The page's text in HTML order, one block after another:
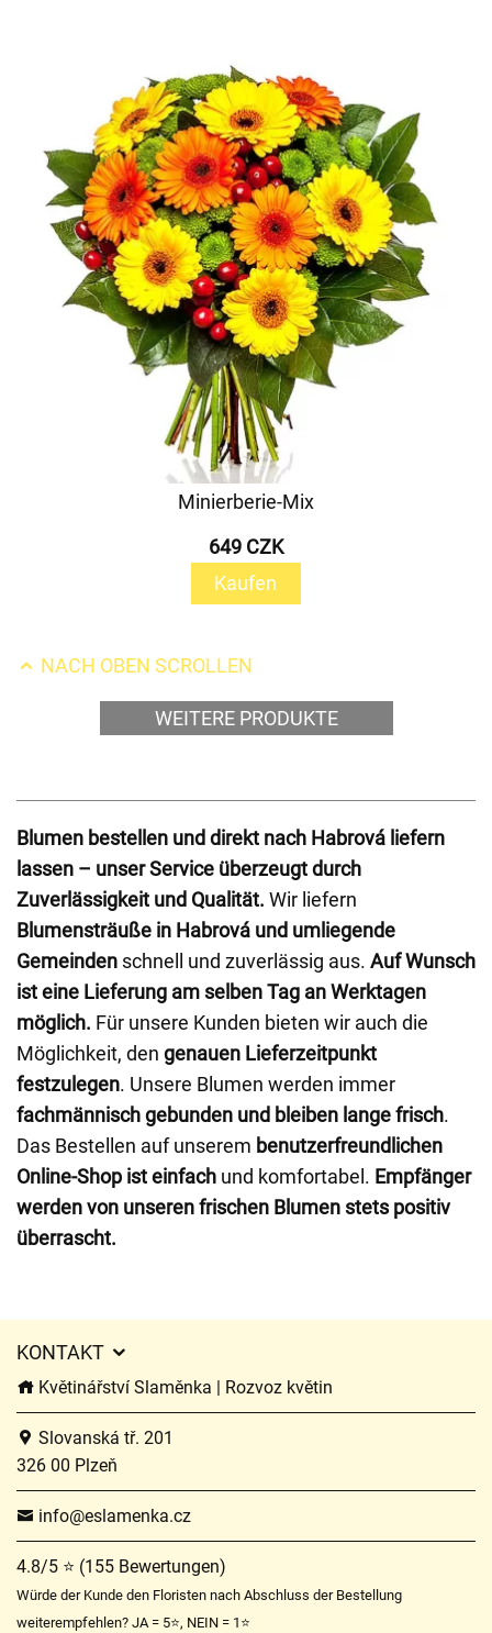
Minierberie-Mix
649 CZK
Kaufen
NACH OBEN SCROLLEN
WEITERE PRODUKTE
Blumen bestellen und direkt nach Habrová liefern
lassen – unser Service überzeugt durch
Zuverlässigkeit und Qualität. Wir liefern
Blumensträuße in Habrová und umliegende
Gemeinden schnell und zuverlässig aus. Auf Wunsch
ist eine Lieferung am selben Tag an Werktagen
möglich. Für unsere Kunden bieten wir auch die
Möglichkeit, den genauen Lieferzeitpunkt
festzulegen. Unsere Blumen werden immer
fachmännisch gebunden und bleiben lange frisch.
Das Bestellen auf unserem benutzerfreundlichen
Online-Shop ist einfach und komfortabel. Empfänger
werden von unseren frischen Blumen stets positiv
überrascht.
KONTAKT
Květinářství Slaměnka | Rozvoz květin
Slovanská tř. 201
326 00 Plzeň
info@eslamenka.cz
4.8/5 ⭐ (155 Bewertungen)
Würde der Kunde den Floristen nach Abschluss der Bestellung
weiterempfehlen? JA = 5⭐, NEIN = 1⭐